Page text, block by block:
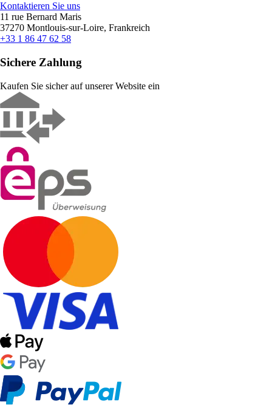
Kontaktieren Sie uns
11 rue Bernard Maris
37270 Montlouis-sur-Loire, Frankreich
+33 1 86 47 62 58
Sichere Zahlung
Kaufen Sie sicher auf unserer Website ein